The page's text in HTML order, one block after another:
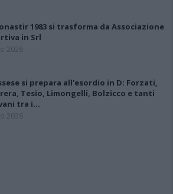
1983 si trasforma da Associazione
in Srl
2026
si prepara all'esordio in D: Forzati,
Tesio, Limongelli, Bolzicco e tanti
tra i…
2026